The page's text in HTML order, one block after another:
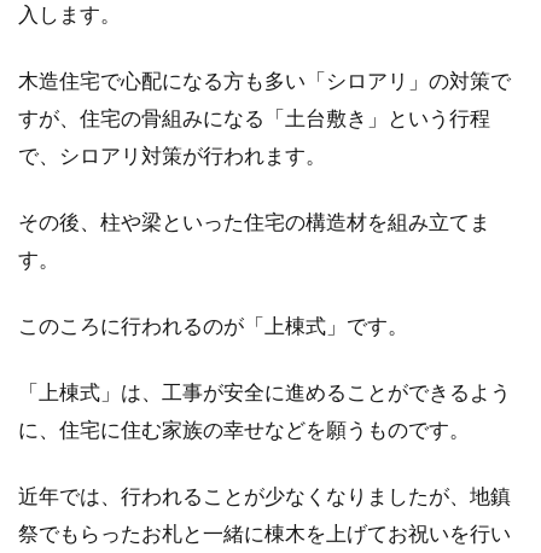
入します。
木造住宅で心配になる方も多い「シロアリ」の対策で
すが、住宅の骨組みになる「土台敷き」という行程
で、シロアリ対策が行われます。
その後、柱や梁といった住宅の構造材を組み立てま
す。
このころに行われるのが「上棟式」です。
「上棟式」は、工事が安全に進めることができるよう
に、住宅に住む家族の幸せなどを願うものです。
近年では、行われることが少なくなりましたが、地鎮
祭でもらったお札と一緒に棟木を上げてお祝いを行い